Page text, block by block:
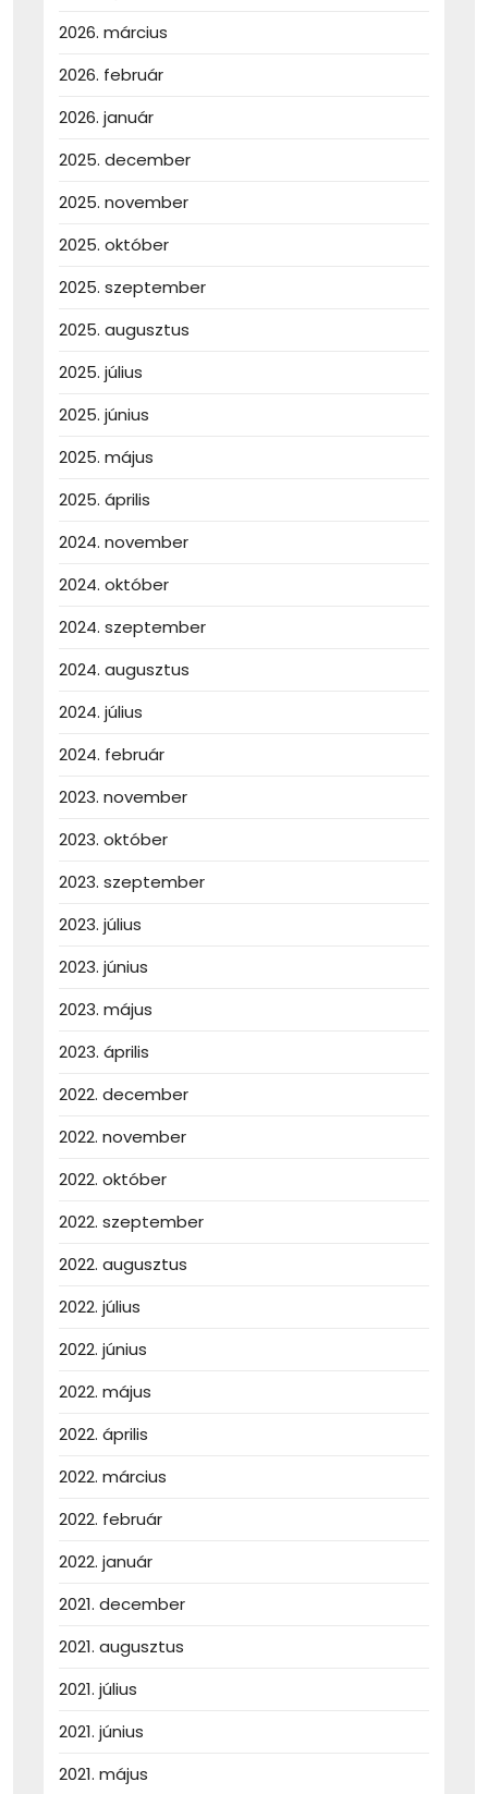
2026. március
2026. február
2026. január
2025. december
2025. november
2025. október
2025. szeptember
2025. augusztus
2025. július
2025. június
2025. május
2025. április
2024. november
2024. október
2024. szeptember
2024. augusztus
2024. július
2024. február
2023. november
2023. október
2023. szeptember
2023. július
2023. június
2023. május
2023. április
2022. december
2022. november
2022. október
2022. szeptember
2022. augusztus
2022. július
2022. június
2022. május
2022. április
2022. március
2022. február
2022. január
2021. december
2021. augusztus
2021. július
2021. június
2021. május